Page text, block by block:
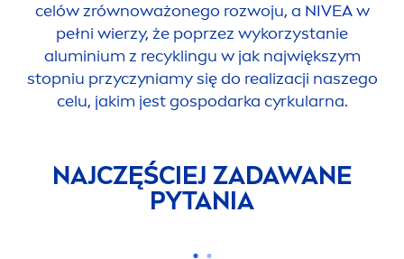
celów zrównoważonego rozwoju, a NIVEAw
pełni wierzy, że poprzez wykorzystanie
aluminium z recyklingu w jak największym
stopniu przyczyniamy się do realizacji naszego
celu, jakim jest gospodarka cyrkularna.
NAJCZĘŚCIEJ ZADAWANE
PYTANIA